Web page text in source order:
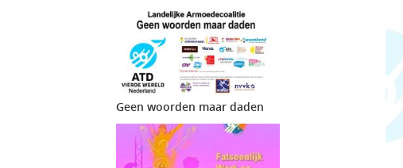
Geen woorden maar daden